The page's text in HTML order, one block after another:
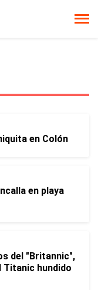
en Colón
en playa
del "Britannic",
Titanic hundido